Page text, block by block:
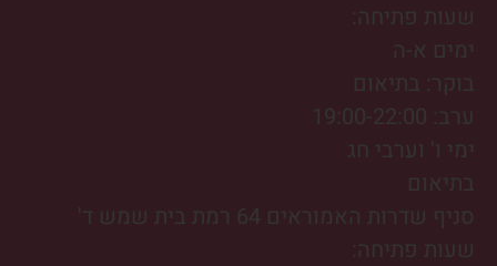
שעות פתיחה:
ימים א-ה
בוקר: בתיאום
ערב: 19:00-22:00
ימי ו' וערבי חג
בתיאום
סניף שדרות האמוראים 64 רמת בית שמש ד'
שעות פתיחה: